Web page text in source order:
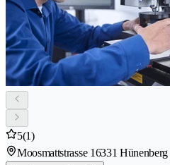
5(1)
Moosmattstrasse 16331 Hünenberg